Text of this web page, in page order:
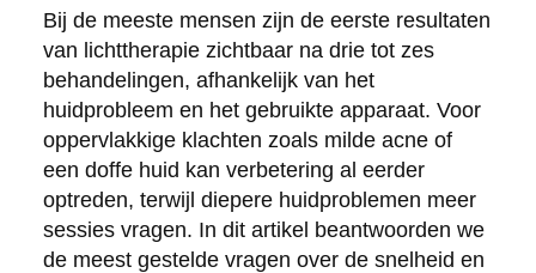
Bij de meeste mensen zijn de eerste resultaten
van lichttherapie zichtbaar na drie tot zes
behandelingen, afhankelijk van het
huidprobleem en het gebruikte apparaat. Voor
oppervlakkige klachten zoals milde acne of
een doffe huid kan verbetering al eerder
optreden, terwijl diepere huidproblemen meer
sessies vragen. In dit artikel beantwoorden we
de meest gestelde vragen over de snelheid en